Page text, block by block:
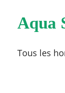
Aqua
Tous les